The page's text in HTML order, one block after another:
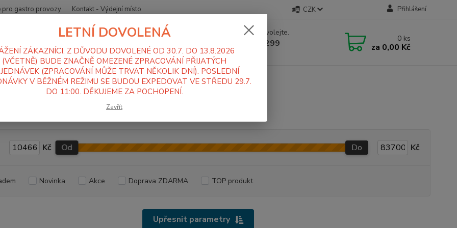
pro gastro provozy Kontakt - Výdejní místo CZK Přihlášení
Nevíte si rady? Zavolejte.
+420 519 411 299
Po-Pá 7-16 hod
0 ks
za 0,00 Kč
pro zpracování surovin Konvektomaty Elektrické konvektomaty
konvektomaty
Upřesnit parametry
Kč Od Do Kč
Novinka Akce Doprava ZDARMA TOP produkt
LETNÍ DOVOLENÁ
ZÁKAZNÍCI, Z DŮVODU DOVOLENÉ OD 30.7. DO 13.8.2026
(VČETNĚ) BUDE ZNAČNĚ OMEZENÉ ZPRACOVÁNÍ PŘIJATÝCH
(ZPRACOVÁNÍ MŮŽE TRVAT NĚKOLIK DNÍ). POSLEDNÍ
V BĚŽNÉM REŽIMU SE BUDOU EXPEDOVAT VE STŘEDU 29.7.
DO 11:00. DĚKUJEME ZA POCHOPENÍ.
Zavřít